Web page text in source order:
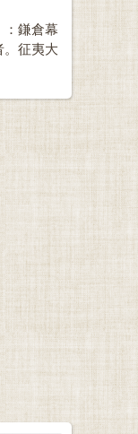
：鎌倉幕
。征夷大